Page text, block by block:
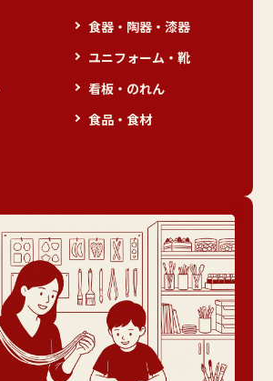
食器・陶器・漆器
ユニフォーム・靴
看板・のれん
食品・食材